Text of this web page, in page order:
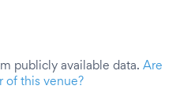
publicly available data. Are
of this venue?